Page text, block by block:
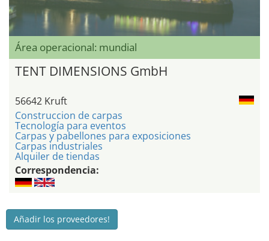
Área operacional: mundial
TENT DIMENSIONS GmbH
56642 Kruft
Construccion de carpas
Tecnología para eventos
Carpas y pabellones para exposiciones
Carpas industriales
Alquiler de tiendas
Correspondencia:
Añadir los proveedores!